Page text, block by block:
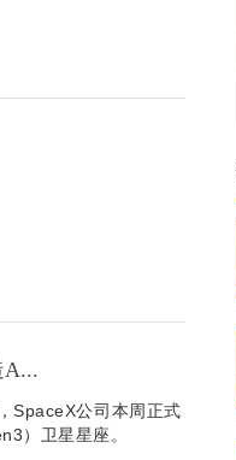
A...
SpaceX公司本周正式
）卫星星座。